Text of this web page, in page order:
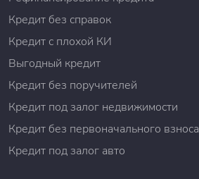
Кредит без справок
Кредит с плохой КИ
Выгодный кредит
Кредит без поручителей
Кредит под залог недвижимости
Кредит без первоначального взноса
Кредит под залог авто